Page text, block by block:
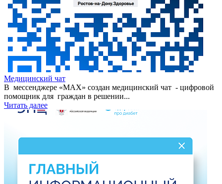
Медицинский чат
В мессенджере «МАХ» создан медицинский чат - цифровой
помощник для граждан в решении...
Читать далее